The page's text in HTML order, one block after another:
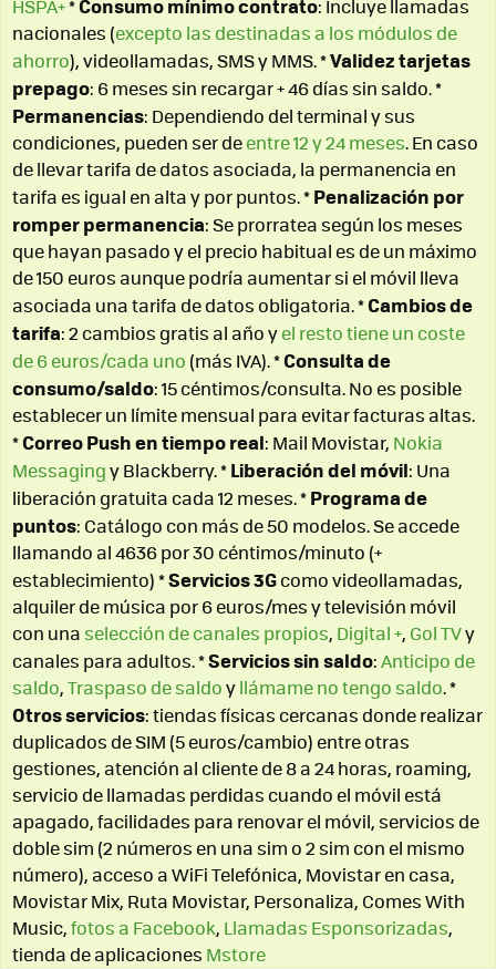
HSPA+*Consumo mínimo contrato: Incluye llamadas
nacionales (excepto las destinadas a los módulos de
ahorro), videollamadas, SMS y MMS. *Validez tarjetas
prepago: 6 meses sin recargar + 46 días sin saldo. *
Permanencias: Dependiendo del terminal y sus
condiciones, pueden ser deentre 12 y 24 meses. En caso
de llevar tarifa de datos asociada, la permanencia en
tarifa es igual en alta y por puntos. *Penalización por
romper permanencia: Se prorratea según los meses
que hayan pasado y el precio habitual es de un máximo
de 150 euros aunque podría aumentar si el móvil lleva
asociada una tarifa de datos obligatoria. *Cambios de
tarifa: 2 cambios gratis al año yel resto tiene un coste
de 6 euros/cada uno (más IVA). *Consulta de
consumo/saldo: 15 céntimos/consulta. No es posible
establecer un límite mensual para evitar facturas altas.
*Correo Push en tiempo real: Mail Movistar, Nokia
Messagingy Blackberry. *Liberación del móvil: Una
liberación gratuita cada 12 meses. *Programa de
puntos: Catálogo con más de 50 modelos. Se accede
llamando al 4636 por 30 céntimos/minuto (+
establecimiento) *Servicios 3Gcomo videollamadas,
alquiler de música por 6 euros/mes y televisión móvil
con una selección de canales propios, Digital +, Gol TVy
canales para adultos. *Servicios sin saldo:Anticipo de
saldo,Traspaso de saldoyllámame no tengo saldo. *
Otros servicios: tiendas físicas cercanas donde realizar
duplicados de SIM (5 euros/cambio) entre otras
gestiones, atención al cliente de 8 a 24 horas, roaming,
servicio de llamadas perdidas cuando el móvil está
apagado, facilidades para renovar el móvil, servicios de
doble sim (2 números en una sim o 2 sim con el mismo
número), acceso a WiFi Telefónica, Movistar en casa,
Movistar Mix, Ruta Movistar, Personaliza, Comes With
Music,fotos a Facebook, Llamadas Esponsorizadas,
tienda de aplicaciones Mstore